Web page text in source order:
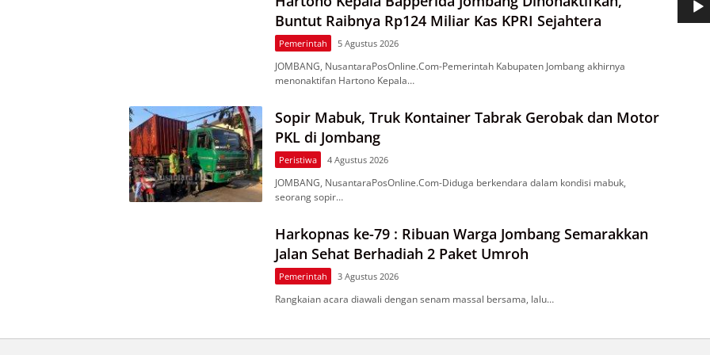
Buntut Raibnya Rp124 Miliar Kas KPRI Sejahtera
Pemerintah 5 Agustus 2026
JOMBANG, NusantaraPosOnline.Com-Pemerintah Kabupaten Jombang akhirnya
menonaktifan Hartono Kepala…
Sopir Mabuk, Truk Kontainer Tabrak Gerobak dan Motor
PKL di Jombang
Peristiwa 4 Agustus 2026
JOMBANG, NusantaraPosOnline.Com-Diduga berkendara dalam kondisi mabuk,
seorang sopir…
Harkopnas ke-79 : Ribuan Warga Jombang Semarakkan
Jalan Sehat Berhadiah 2 Paket Umroh
Pemerintah 3 Agustus 2026
Rangkaian acara diawali dengan senam massal bersama, lalu…